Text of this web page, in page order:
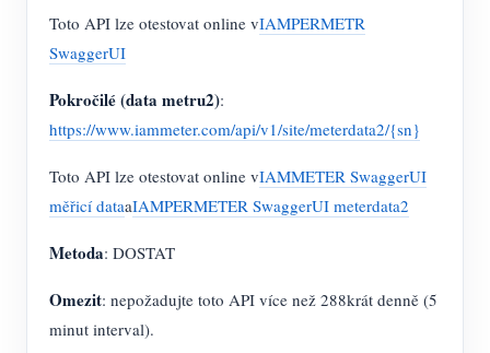
Toto API lze otestovat online vIAMPERMETR
SwaggerUI
Pokročilé (data metru2):
https://www.iammeter.com/api/v1/site/meterdata2/{sn}
Toto API lze otestovat online vIAMMETER SwaggerUI
měřicí dataaIAMPERMETER SwaggerUI meterdata2
Metoda: DOSTAT
Omezit: nepožadujte toto API více než 288krát denně (5
minut interval).